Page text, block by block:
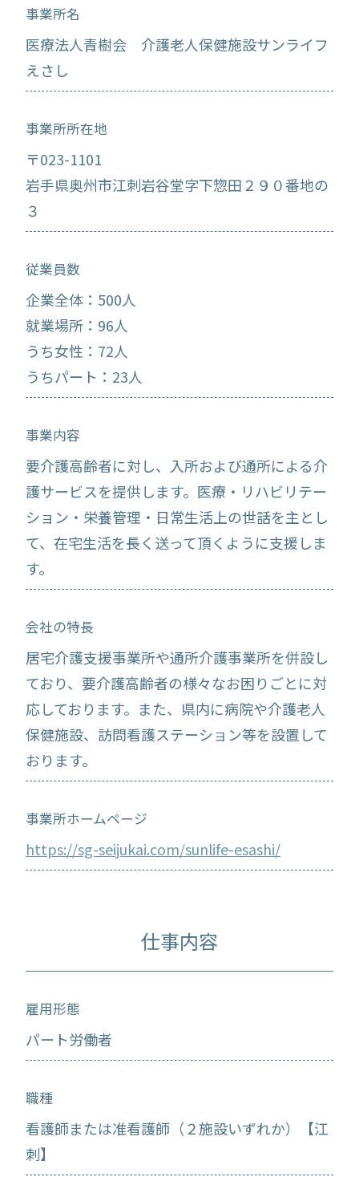
事業所名
医療法人青樹会 介護老人保健施設サンライフ
えさし
事業所所在地
〒023-1101
岩手県奥州市江刺岩谷堂字下惣田２９０番地の
３
従業員数
企業全体：500人
就業場所：96人
うち女性：72人
うちパート：23人
事業内容
要介護高齢者に対し、入所および通所による介
護サービスを提供します。医療・リハビリテー
ション・栄養管理・日常生活上の世話を主とし
て、在宅生活を長く送って頂くように支援しま
す。
会社の特長
居宅介護支援事業所や通所介護事業所を併設し
ており、要介護高齢者の様々なお困りごとに対
応しております。また、県内に病院や介護老人
保健施設、訪問看護ステーション等を設置して
おります。
事業所ホームページ
https://sg-seijukai.com/sunlife-esashi/
仕事内容
雇用形態
パート労働者
職種
看護師または准看護師（２施設いずれか）【江
刺】